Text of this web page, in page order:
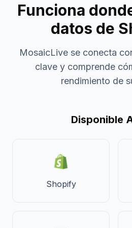
Funciona
datos de
MosaicLive se conecta
clave y comprende
rendimiento de
Disponible
Shopify